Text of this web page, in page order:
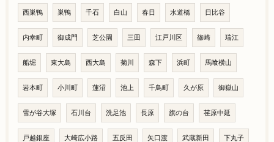
西巣鴨 巣鴨 千石 白山 春日 水道橋 日比谷
内幸町 御成門 芝公園 三田 江戸川区 篠崎 瑞江
船堀 東大島 西大島 菊川 森下 浜町 馬喰横山
岩本町 小川町 蓮沼 池上 千鳥町 久が原 御嶽山
雪が谷大塚 石川台 洗足池 長原 旗の台 荏原中延
戸越銀座 大崎広小路 五反田 矢口渡 武蔵新田 下丸子